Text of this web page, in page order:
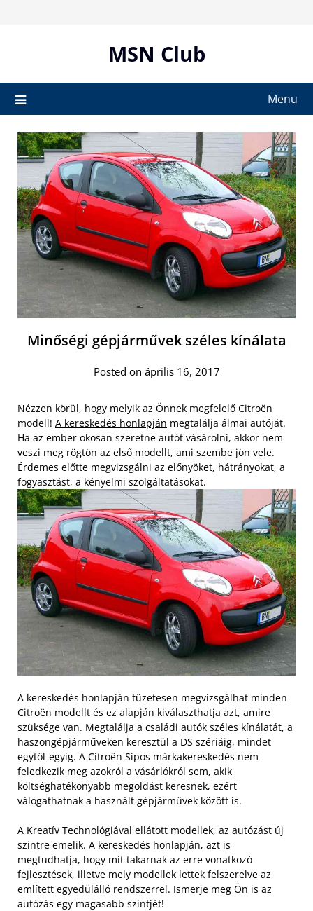
MSN Club
Menu
Minőségi gépjárművek széles kínálata
Posted on április 16, 2017
Nézzen körül, hogy melyik az Önnek megfelelő Citroën
modell! A kereskedés honlapján megtalálja álmai autóját.
Ha az ember okosan szeretne autót vásárolni, akkor nem
veszi meg rögtön az első modellt, ami szembe jön vele.
Érdemes előtte megvizsgálni az előnyöket, hátrányokat, a
fogyasztást, a kényelmi szolgáltatásokat.
A kereskedés honlapján tüzetesen megvizsgálhat minden
Citroën modellt és ez alapján kiválaszthatja azt, amire
szüksége van. Megtalálja a családi autók széles kínálatát, a
haszongépjárműveken keresztül a DS szériáig, mindet
egytől-egyig. A Citroën Sipos márkakereskedés nem
feledkezik meg azokról a vásárlókról sem, akik
költséghatékonyabb megoldást keresnek, ezért
válogathatnak a használt gépjárművek között is.
A Kreatív Technológiával ellátott modellek, az autózást új
szintre emelik. A kereskedés honlapján, azt is
megtudhatja, hogy mit takarnak az erre vonatkozó
fejlesztések, illetve mely modellek lettek felszerelve az
említett egyedülálló rendszerrel. Ismerje meg Ön is az
autózás egy magasabb szintjét!